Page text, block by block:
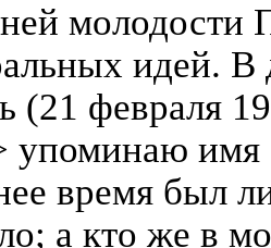
молодости
идей. В
(21 февраля
имя
время был
а кто же в